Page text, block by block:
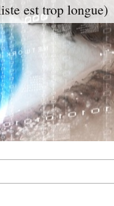
est trop longue)